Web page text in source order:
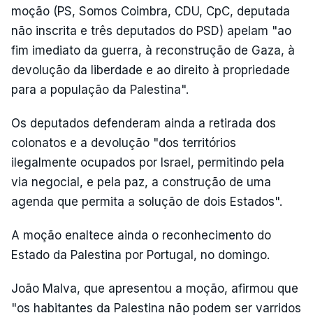
moção (PS, Somos Coimbra, CDU, CpC, deputada
não inscrita e três deputados do PSD) apelam "ao
fim imediato da guerra, à reconstrução de Gaza, à
devolução da liberdade e ao direito à propriedade
para a população da Palestina".
Os deputados defenderam ainda a retirada dos
colonatos e a devolução "dos territórios
ilegalmente ocupados por Israel, permitindo pela
via negocial, e pela paz, a construção de uma
agenda que permita a solução de dois Estados".
A moção enaltece ainda o reconhecimento do
Estado da Palestina por Portugal, no domingo.
João Malva, que apresentou a moção, afirmou que
"os habitantes da Palestina não podem ser varridos